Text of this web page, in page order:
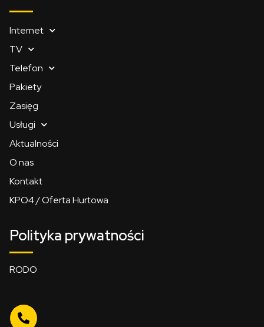
Internet
TV
Telefon
Pakiety
Zasięg
Usługi
Aktualności
O nas
Kontakt
KPO4 / Oferta Hurtowa
Polityka prywatności
RODO